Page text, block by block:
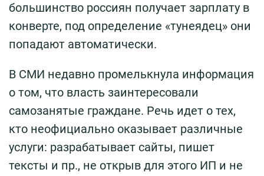
большинство россиян получает зарплату в
конверте, под определение «тунеядец» они
попадают автоматически.
В СМИ недавно промелькнула информация
о том, что власть заинтересовали
самозанятые граждане. Речь идет о тех,
кто неофициально оказывает различные
услуги: разрабатывает сайты, пишет
тексты и пр., не открыв для этого ИП и не